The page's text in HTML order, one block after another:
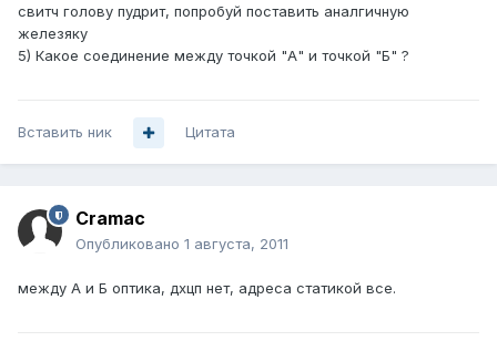
свитч голову пудрит, попробуй поставить аналгичную
железяку
5) Какое соединение между точкой "А" и точкой "Б" ?
Вставить ник Цитата
Cramac
Опубликовано 1 августа, 2011
между А и Б оптика, дхцп нет, адреса статикой все.